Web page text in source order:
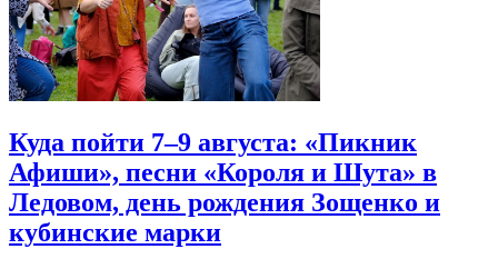
Куда пойти 7–9 августа: «Пикник
Афиши», песни «Короля и Шута» в
Ледовом, день рождения Зощенко и
кубинские марки